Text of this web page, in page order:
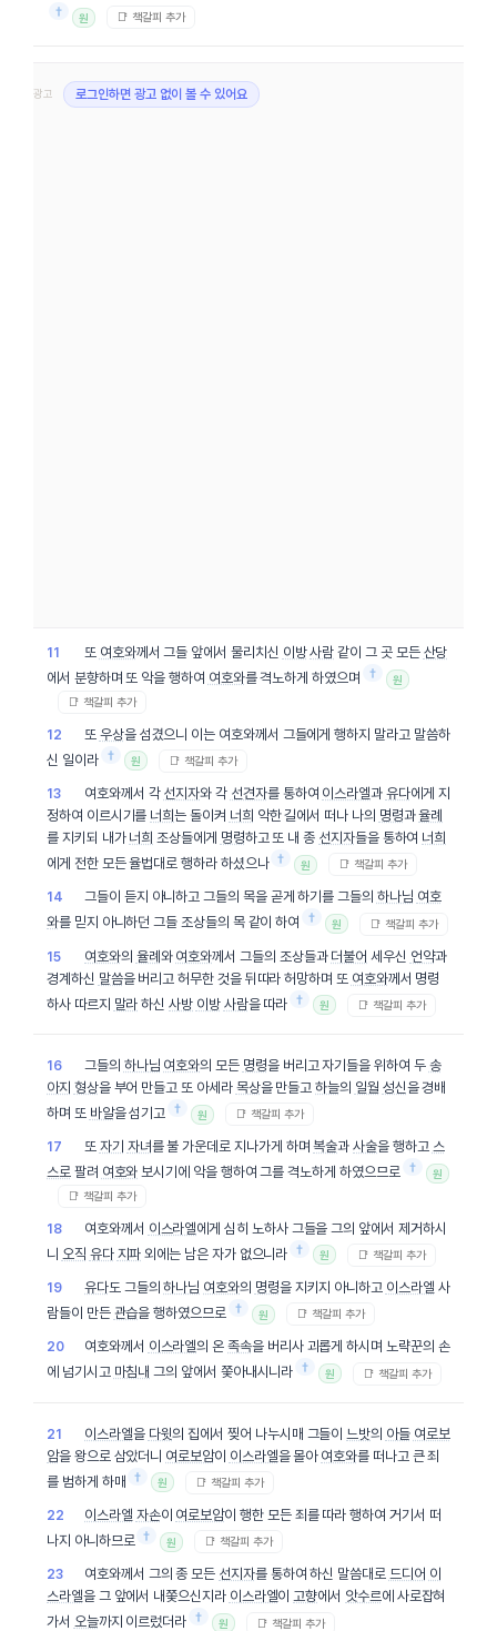
†
원 📑 책갈피 추가
광고 로그인하면 광고 없이 볼 수 있어요
11 또 여호와께서 그들 앞에서 물리치신 이방사람 같이 그 곳 모든 산당
에서 분향하며 또 악을 행하여 여호와를 격노하게 하였으며 † 원
📑 책갈피 추가
12 또 우상을 섬겼으니 이는 여호와께서 그들에게 행하지 말라고 말씀하
신 일이라 † 원 📑 책갈피 추가
13 여호와께서 각 선지자와 각 선견자를 통하여 이스라엘과 유다에게 지
정하여 이르시기를 너희는 돌이켜 너희 악한 길에서 떠나 나의 명령과율례
를 지키되 내가 너희 조상들에게 명령하고 또 내 종 선지자들을 통하여 너희
에게 전한 모든 율법대로 행하라 하셨으나 † 원 📑 책갈피 추가
14 그들이 듣지 아니하고 그들의 목을 곧게 하기를 그들의 하나님 여호
와를 믿지 아니하던 그들 조상들의 목 같이 하여 † 원 📑 책갈피 추가
15 여호와의 율례와 여호와께서 그들의 조상들과 더불어 세우신 언약과
경계하신 말씀을 버리고 허무한 것을 뒤따라 허망하며 또 여호와께서 명령
하사 따르지 말라 하신사방 이방 사람을 따라 † 원 📑 책갈피 추가
16 그들의 하나님 여호와의 모든 명령을 버리고 자기들을 위하여 두 송
아지 형상을 부어 만들고 또 아세라 목상을 만들고하늘의 일월 성신을 경배
하며 또 바알을 섬기고 † 원 📑 책갈피 추가
17 또 자기 자녀를 불 가운데로 지나가게 하며복술과사술을 행하고 스
스로팔려 여호와 보시기에 악을 행하여 그를 격노하게 하였으므로 † 원
📑 책갈피 추가
18 여호와께서 이스라엘에게 심히 노하사 그들을 그의 앞에서 제거하시
니 오직 유다 지파 외에는 남은 자가 없으니라 † 원 📑 책갈피 추가
19 유다도 그들의하나님 여호와의 명령을 지키지 아니하고 이스라엘 사
람들이 만든 관습을 행하였으므로 † 원 📑 책갈피 추가
20 여호와께서 이스라엘의 온족속을 버리사 괴롭게 하시며 노략꾼의 손
에 넘기시고 마침내 그의 앞에서 쫓아내시니라 † 원 📑 책갈피 추가
21 이스라엘을 다윗의 집에서 찢어 나누시매 그들이 느밧의 아들 여로보
암을 왕으로 삼았더니 여로보암이 이스라엘을 몰아 여호와를 떠나고 큰 죄
를 범하게 하매 † 원 📑 책갈피 추가
22 이스라엘 자손이 여로보암이 행한 모든 죄를 따라 행하여 거기서 떠
나지 아니하므로 † 원 📑 책갈피 추가
23 여호와께서 그의 종 모든 선지자를 통하여 하신 말씀대로 드디어 이
스라엘을 그 앞에서 내쫓으신지라 이스라엘이고향에서 앗수르에 사로잡혀
가서 오늘까지 이르렀더라 † 원 📑 책갈피 추가